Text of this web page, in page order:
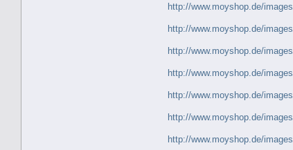
http://www.moyshop.de/
http://www.moyshop.de/
http://www.moyshop.de/
http://www.moyshop.de/
http://www.moyshop.de/
http://www.moyshop.de/
http://www.moyshop.de/